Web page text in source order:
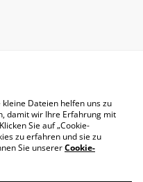
Dateien helfen uns zu
damit wir Ihre Erfahrung mit
Sie auf „Cookie-
zu erfahren und sie zu
Sie unsererCookie-